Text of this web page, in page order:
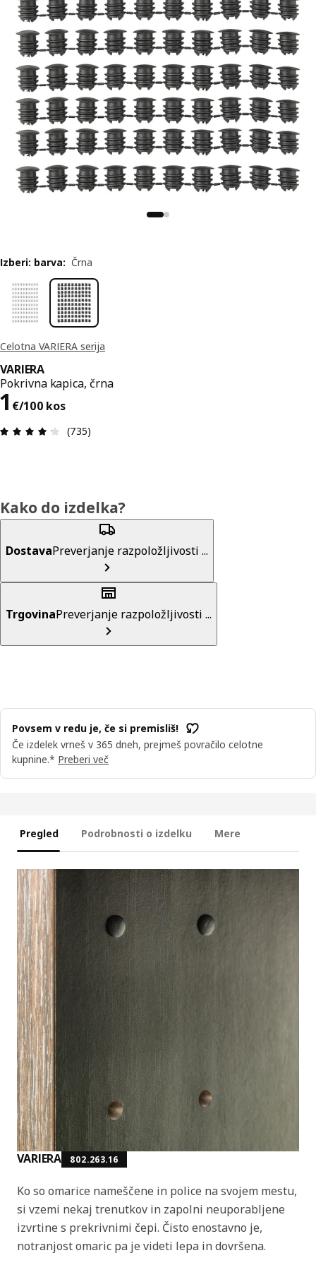
Celotna VARIERA serija
VARIERA
Pokrivna kapica, črna
1 €/100 kos
Cena 1€/100 kos
Ocena in komentar: 4.2 od skupno 5 zvezdic.
(735)
Izberi: barva: Črna
Kako do izdelka?
DostavaPreverjanje razpoložljivosti ...
TrgovinaPreverjanje razpoložljivosti ...
Povsem v redu je, če si premisliš!
Če izdelek vrneš v 365 dneh, prejmeš povračilo celotne
kupnine.* Preberi več
Pregled Podrobnosti o izdelku Mere
VARIERA 802.263.16
Ko so omarice nameščene in police na svojem mestu,
si vzemi nekaj trenutkov in zapolni neuporabljene
izvrtine s prekrivnimi čepi. Čisto enostavno je,
notranjost omaric pa je videti lepa in dovršena.